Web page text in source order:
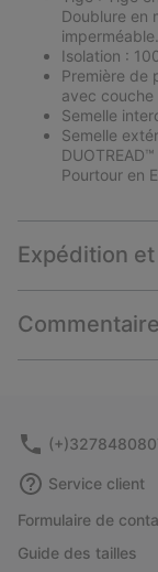
Doublure en
imperméable.
Isolation :
Première de
avec couche
Semelle
Semelle
Pourtour en
Expédition
Service client
Formulaire de
Guide des tailles